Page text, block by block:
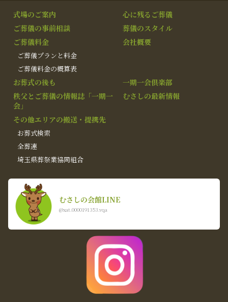
式場のご案内
心に残るご葬儀
ご葬儀の事前相談
葬儀のスタイル
ご葬儀料金
ご葬儀プランと料金
ご葬儀料金の概算表
会社概要
お葬式の後も
一期一会倶楽部
秩父とご葬儀の情報誌「一期一
会」
むさしの最新情報
その他エリアの搬送・提携先
お葬式検索
全葬連
埼玉県葬祭業協同組合
むさしの会館LINE
@xat.0000191353.vqa